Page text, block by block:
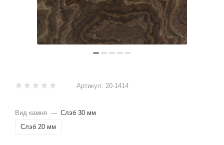
Артикул: 20-1414
Вид камня — Слэб 30 мм
Слэб 20 мм